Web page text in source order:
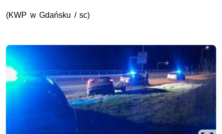
(KWP w Gdańsku / sc)